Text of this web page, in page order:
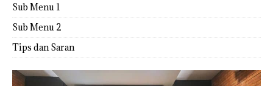
Sub Menu 1
Sub Menu 2
Tips dan Saran